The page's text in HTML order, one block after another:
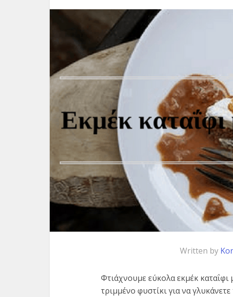
Written by
Φτιάχνουμε εύκολα εκμέκ καταΐφι
τριμμένο φυστίκι για να